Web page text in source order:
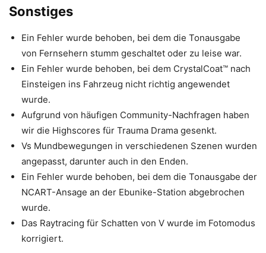
Sonstiges
Ein Fehler wurde behoben, bei dem die Tonausgabe
von Fernsehern stumm geschaltet oder zu leise war.
Ein Fehler wurde behoben, bei dem CrystalCoat™ nach
Einsteigen ins Fahrzeug nicht richtig angewendet
wurde.
Aufgrund von häufigen Community-Nachfragen haben
wir die Highscores für Trauma Drama gesenkt.
Vs Mundbewegungen in verschiedenen Szenen wurden
angepasst, darunter auch in den Enden.
Ein Fehler wurde behoben, bei dem die Tonausgabe der
NCART-Ansage an der Ebunike-Station abgebrochen
wurde.
Das Raytracing für Schatten von V wurde im Fotomodus
korrigiert.